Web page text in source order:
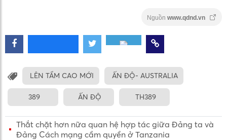
Nguồn www.qdnd.vn
LÊN TẦM CAO MỚI ẤN ĐỘ- AUSTRALIA
389 ẤN ĐỘ TH389
Thắt chặt hơn nữa quan hệ hợp tác giữa Đảng ta và
Đảng Cách mạng cầm quyền ở Tanzania